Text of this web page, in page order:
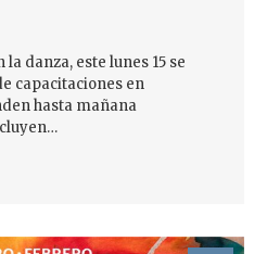
danza, este lunes 15 se
capacitaciones en
hasta mañana